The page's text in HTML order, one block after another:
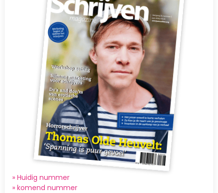
» Huidig nummer
» komend nummer